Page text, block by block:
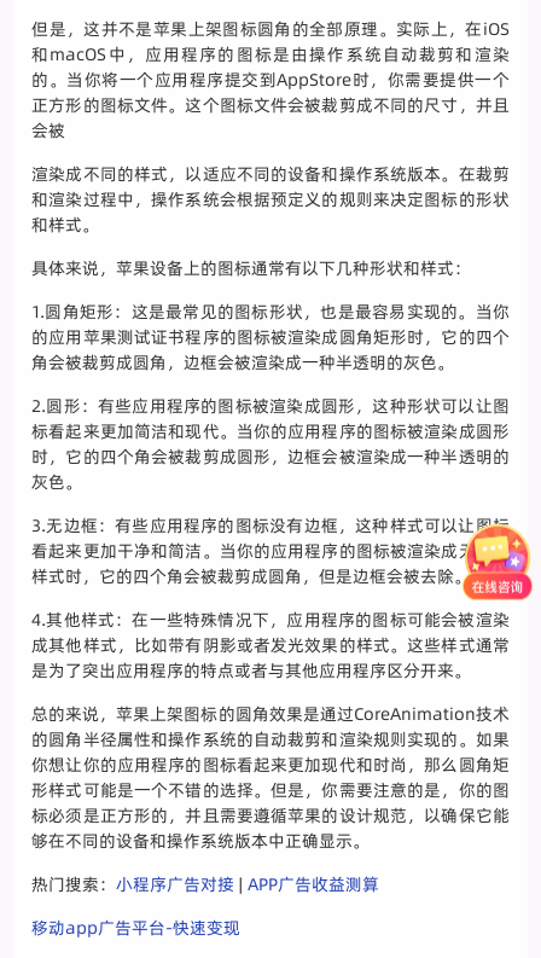
但是，这并不是苹果上架图标圆角的全部原理。实际上，在iOS
和macOS中，应用程序的图标是由操作系统自动裁剪和渲染
的。当你将一个应用程序提交到AppStore时，你需要提供一个
正方形的图标文件。这个图标文件会被裁剪成不同的尺寸，并且
会被
渲染成不同的样式，以适应不同的设备和操作系统版本。在裁剪
和渲染过程中，操作系统会根据预定义的规则来决定图标的形状
和样式。
具体来说，苹果设备上的图标通常有以下几种形状和样式：
1.圆角矩形：这是最常见的图标形状，也是最容易实现的。当你
的应用苹果测试证书程序的图标被渲染成圆角矩形时，它的四个
角会被裁剪成圆角，边框会被渲染成一种半透明的灰色。
2.圆形：有些应用程序的图标被渲染成圆形，这种形状可以让图
标看起来更加简洁和现代。当你的应用程序的图标被渲染成圆形
时，它的四个角会被裁剪成圆形，边框会被渲染成一种半透明的
灰色。
3.无边框：有些应用程序的图标没有边框，这种样式可以让图标
看起来更加干净和简洁。当你的应用程序的图标被渲染成无边框
样式时，它的四个角会被裁剪成圆角，但是边框会被去除。
4.其他样式：在一些特殊情况下，应用程序的图标可能会被渲染
成其他样式，比如带有阴影或者发光效果的样式。这些样式通常
是为了突出应用程序的特点或者与其他应用程序区分开来。
总的来说，苹果上架图标的圆角效果是通过CoreAnimation技术
的圆角半径属性和操作系统的自动裁剪和渲染规则实现的。如果
你想让你的应用程序的图标看起来更加现代和时尚，那么圆角矩
形样式可能是一个不错的选择。但是，你需要注意的是，你的图
标必须是正方形的，并且需要遵循苹果的设计规范，以确保它能
够在不同的设备和操作系统版本中正确显示。
热门搜索：小程序广告对接 |APP广告收益测算
移动app广告平台-快速变现